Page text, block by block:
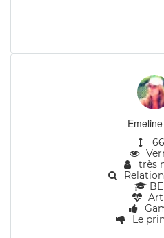
très
Le